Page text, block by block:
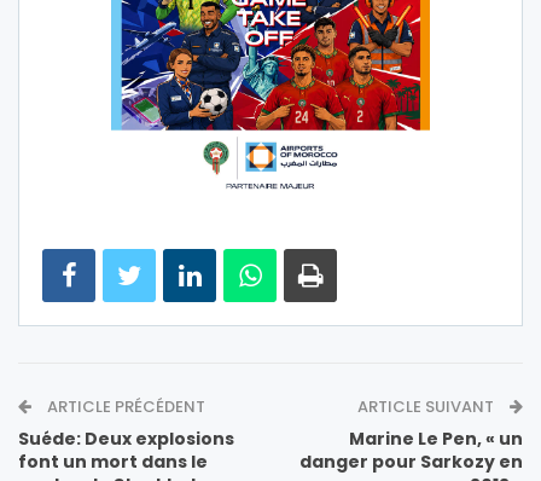
ARTICLE PRÉCÉDENT
Suéde: Deux explosions
font un mort dans le
ARTICLE SUIVANT
Marine Le Pen, « un
danger pour Sarkozy en